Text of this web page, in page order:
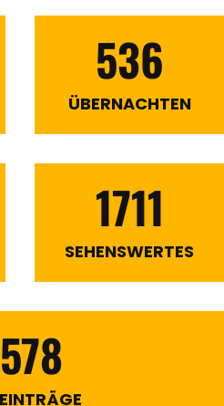
536
ÜBERNACHTEN
1711
SEHENSWERTES